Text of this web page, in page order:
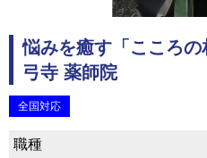
悩みを癒す「こころ
弓寺 薬師院
全国対応
職種